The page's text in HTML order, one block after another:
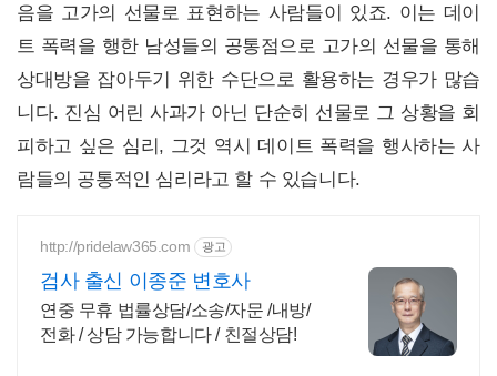
음을 고가의 선물로 표현하는 사람들이 있죠. 이는 데이
트 폭력을 행한 남성들의 공통점으로 고가의 선물을 통해
상대방을 잡아두기 위한 수단으로 활용하는 경우가 많습
니다. 진심 어린 사과가 아닌 단순히 선물로 그 상황을 회
피하고 싶은 심리, 그것 역시 데이트 폭력을 행사하는 사
람들의 공통적인 심리라고 할 수 있습니다.
http://pridelaw365.com 광고
검사 출신 이종준 변호사
연중 무휴 법률상담/소송/자문 /내방/
전화 / 상담 가능합니다 / 친절상담!